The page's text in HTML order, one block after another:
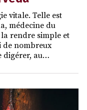
vitale. Telle est
médecine du
rendre simple et
de nombreux
digérer, au…